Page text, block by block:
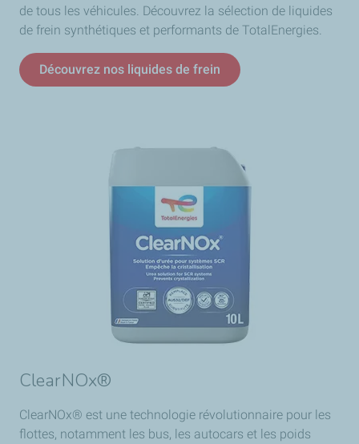
de tous les véhicules. Découvrez la sélection de liquides
de frein synthétiques et performants de TotalEnergies.
Découvrez nos liquides de frein
ClearNOx®
ClearNOx® est une technologie révolutionnaire pour les
flottes, notamment les bus, les autocars et les poids